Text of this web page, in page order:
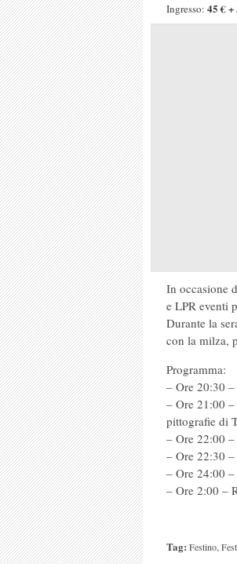
Ingresso: 45 €
In occasione
e LPR eventi
Durante la
con la milza,
Programma:
– Ore 20:30
– Ore 21:00
pittografie di
– Ore 22:00
– Ore 22:30
– Ore 24:00
– Ore 2:00 –
Tag: Festino,